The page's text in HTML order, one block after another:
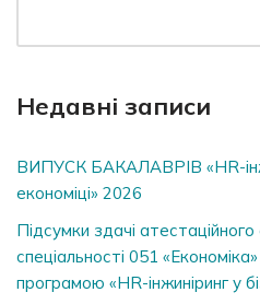
Недавні записи
ВИПУСК БАКАЛАВРІВ «HR-
економіці» 2026
Підсумки здачі
спеціальності 051
програмою «HR-інжиніринг у